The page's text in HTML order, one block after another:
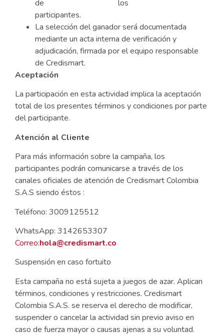
de los
participantes.
La selección del ganador será documentada
mediante un acta interna de verificación y
adjudicación, firmada por el equipo responsable
de Credismart.
Aceptación
La participación en esta actividad implica la aceptación
total de los presentes términos y condiciones por parte
del participante.
Atención al Cliente
Para más información sobre la campaña, los
participantes podrán comunicarse a través de los
canales oficiales de atención de Credismart Colombia
S.A.S siendo éstos :
Teléfono: 3009125512
WhatsApp: 3142653307
Correo:hola@credismart.co
Suspensión en caso fortuito
Esta campaña no está sujeta a juegos de azar. Aplican
términos, condiciones y restricciones. Credismart
Colombia S.A.S. se reserva el derecho de modificar,
suspender o cancelar la actividad sin previo aviso en
caso de fuerza mayor o causas ajenas a su voluntad.